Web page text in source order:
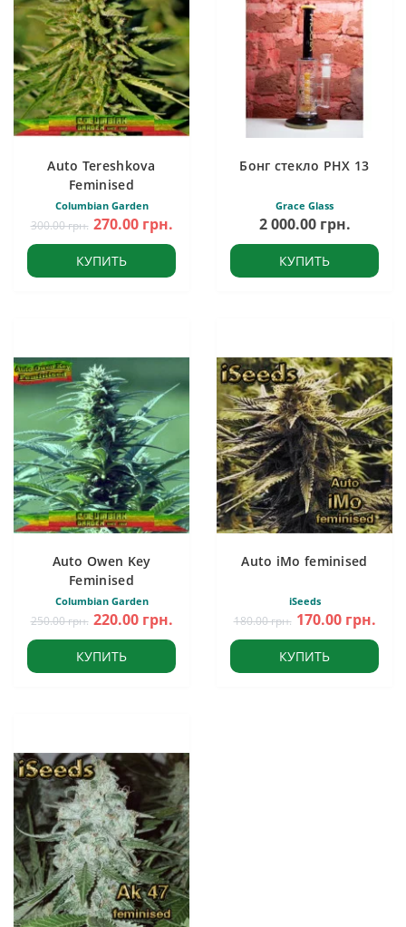
Auto Tereshkova
Feminised
Columbian Garden
300.00 грн. 270.00 грн.
КУПИТЬ
Бонг стекло PHX 13
Grace Glass
2 000.00 грн.
КУПИТЬ
Auto Owen Key
Feminised
Columbian Garden
250.00 грн. 220.00 грн.
КУПИТЬ
Auto iMo feminised
iSeeds
180.00 грн. 170.00 грн.
КУПИТЬ